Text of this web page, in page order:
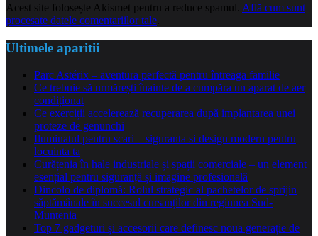
Acest site folosește Akismet pentru a reduce spamul. Află cum sunt
procesate datele comentariilor tale
Ultimele aparitii
Parc Astérix – aventura perfectă pentru întreaga familie
Ce trebuie să urmărești înainte de a cumpăra un aparat de aer
condiționat
Ce exerciții accelerează recuperarea după implantarea unei
proteze de genunchi
Iluminatul pentru scari – siguranta si design modern pentru
locuinta ta
Curățenia în hale industriale și spații comerciale – un element
esențial pentru siguranță și imagine profesională
Dincolo de diplomă: Rolul strategic al pachetelor de sprijin
săptămânale în succesul cursanților din regiunea Sud-
Muntenia
Top 7 gadgeturi și accesorii care definesc noua generație de